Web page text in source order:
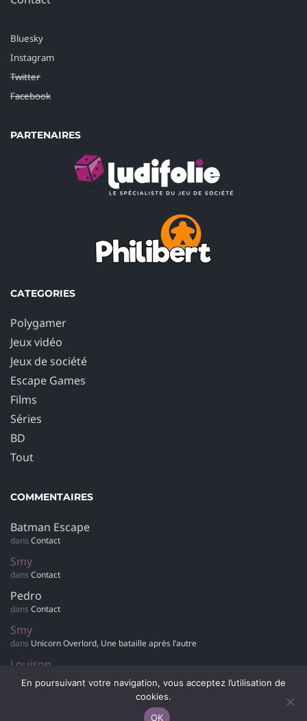
Bluesky
Instagram
Twitter
Facebook
PARTENAIRES
CATEGORIES
Polygamer
Jeux vidéo
Jeux de société
Escape Games
Films
Séries
BD
Tout
COMMENTAIRES
Batman Escape
dans Contact
Smy
dans Contact
Pedro
dans Contact
Smy
dans Unicorn Overlord, Une bataille après l’autre
Louison
dans Retour sur… Hotel Dusk : Room 215
En poursuivant votre navigation, vous acceptez l’utilisation de
cookies.
OK